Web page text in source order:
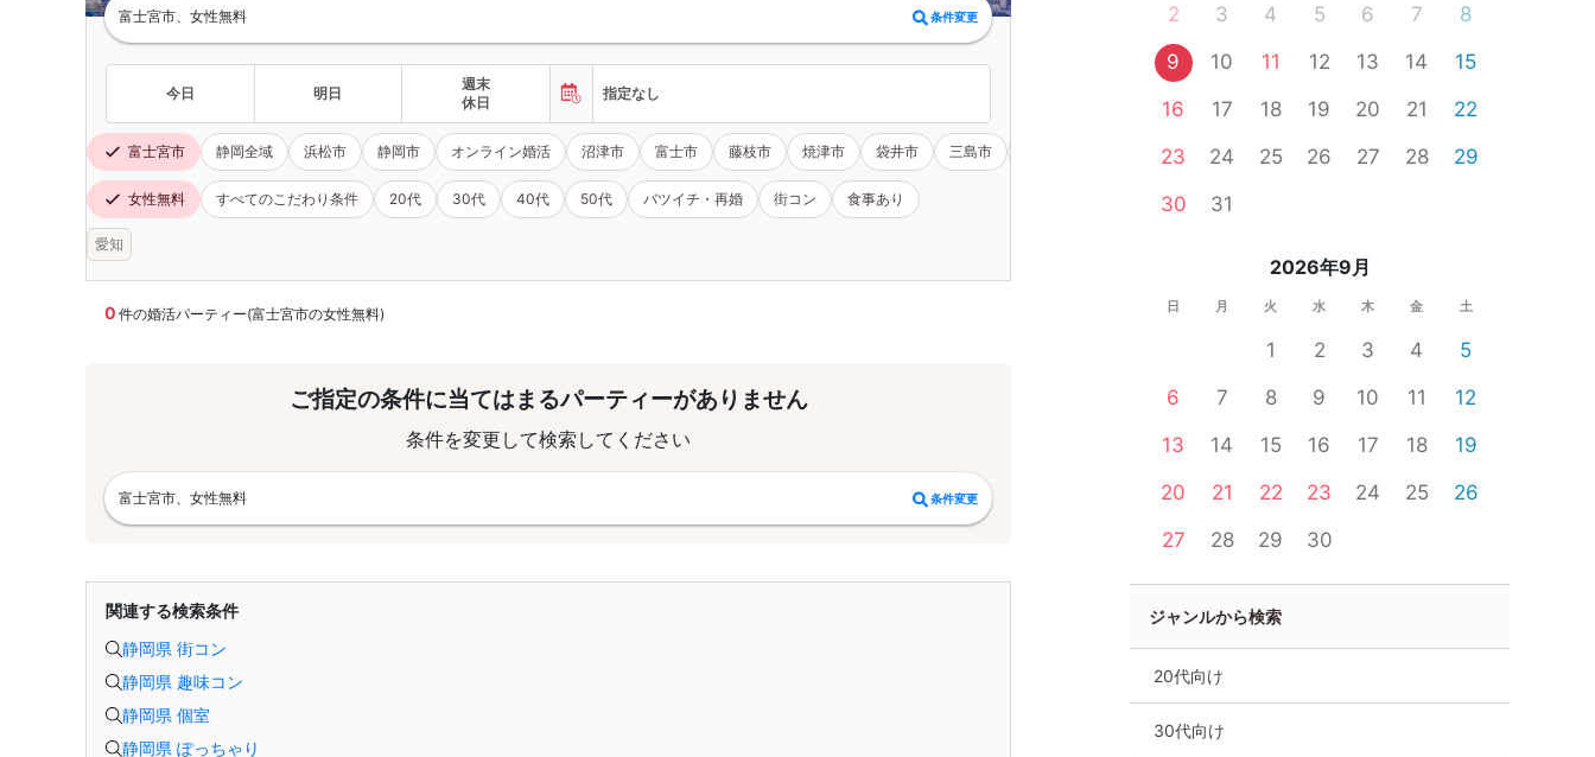
富士宮市、女性無料 条件変更
今日 明日
週末
休日
指定なし
富士宮市 静岡全域 浜松市 静岡市 オンライン婚活 沼津市 富士市 藤枝市 焼津市 袋井市 三島市 磐田市
女性無料 すべてのこだわり条件 20代 30代 40代 50代 バツイチ・再婚 街コン 食事あり
愛知
0 件の婚活パーティー(富士宮市の女性無料)
ご指定の条件に当てはまるパーティーがありません
条件を変更して検索してください
富士宮市、女性無料 条件変更
関連する検索条件
静岡県 街コン
静岡県 趣味コン
静岡県 個室
静岡県 ぽっちゃり
2
3 4 5 6 7
8
9
10 11 12 13 14
15
16
17 18 19 20 21
22
23
24 25 26 27 28
29
30
31
2026年9月
日 月 火 水 木 金 土
1 2 3 4
5
6
7 8 9 10 11
12
13
14 15 16 17 18
19
20
21 22 23 24 25
26
27
28 29 30
ジャンルから検索
20代向け
30代向け